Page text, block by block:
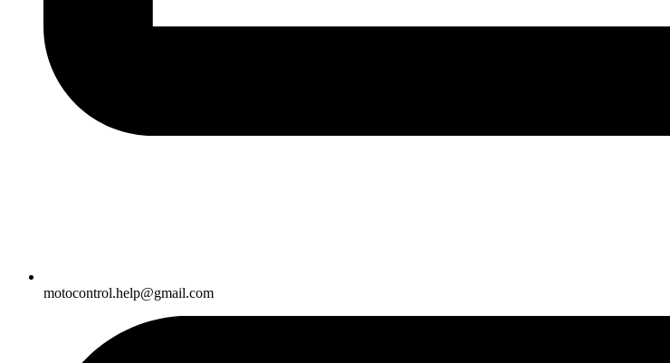
motocontrol.help@gmail.com